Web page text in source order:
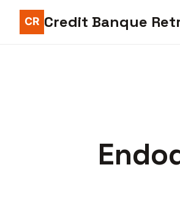
Credit Banque